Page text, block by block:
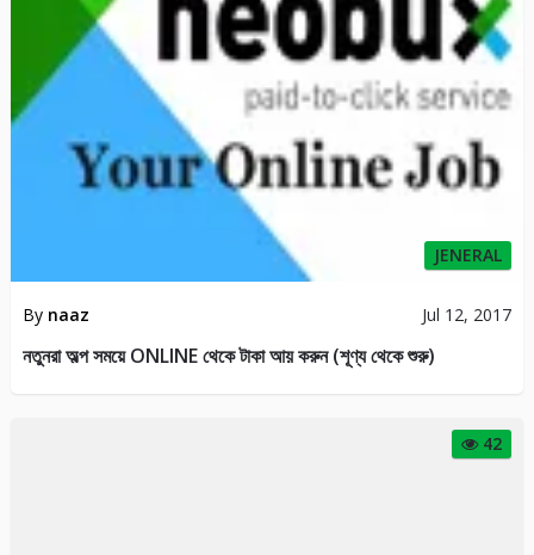
JENERAL
By naaz Jul 12, 2017
নতুনরা অল্প সময়ে ONLINE থেকে টাকা আয় করুন (শূণ্য থেকে শুরু)
42